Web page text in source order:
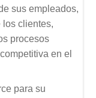
sus empleados,
los clientes,
procesos
en el
para su